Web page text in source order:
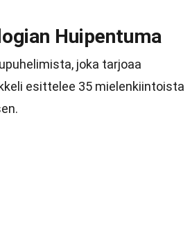
Huipentuma
joka tarjoaa
esittelee 35 mielenkiintoista